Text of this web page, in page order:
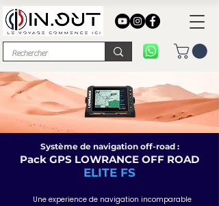
Système de navigation off-road :
Pack GPS LOWRANCE OFF ROAD
ELITE FS
Une experience de navigation incomparable